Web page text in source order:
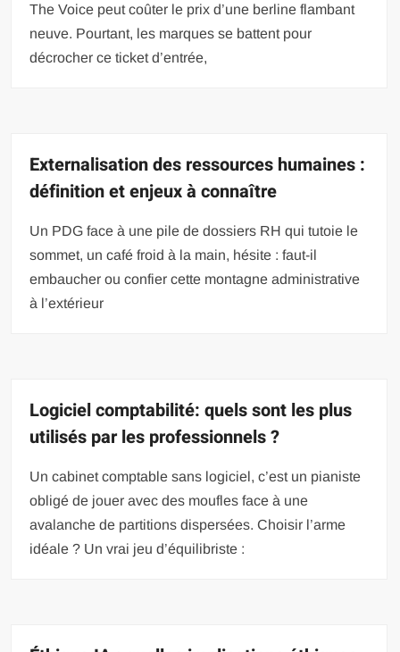
The Voice peut coûter le prix d’une berline flambant
neuve. Pourtant, les marques se battent pour
décrocher ce ticket d’entrée,
Externalisation des ressources humaines :
définition et enjeux à connaître
Un PDG face à une pile de dossiers RH qui tutoie le
sommet, un café froid à la main, hésite : faut-il
embaucher ou confier cette montagne administrative
à l’extérieur
Logiciel comptabilité: quels sont les plus
utilisés par les professionnels ?
Un cabinet comptable sans logiciel, c’est un pianiste
obligé de jouer avec des moufles face à une
avalanche de partitions dispersées. Choisir l’arme
idéale ? Un vrai jeu d’équilibriste :